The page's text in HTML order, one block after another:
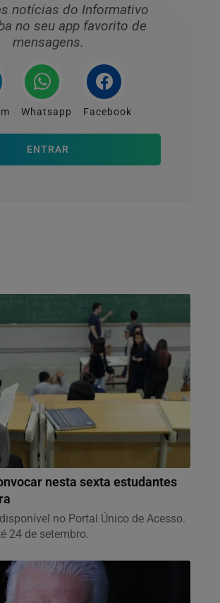
notícias do Informativo
no seu app favorito de
mensagens.
Whatsapp Facebook
ENTRAR
nesta sexta estudantes
no Portal Único de Acesso.
24 de setembro.